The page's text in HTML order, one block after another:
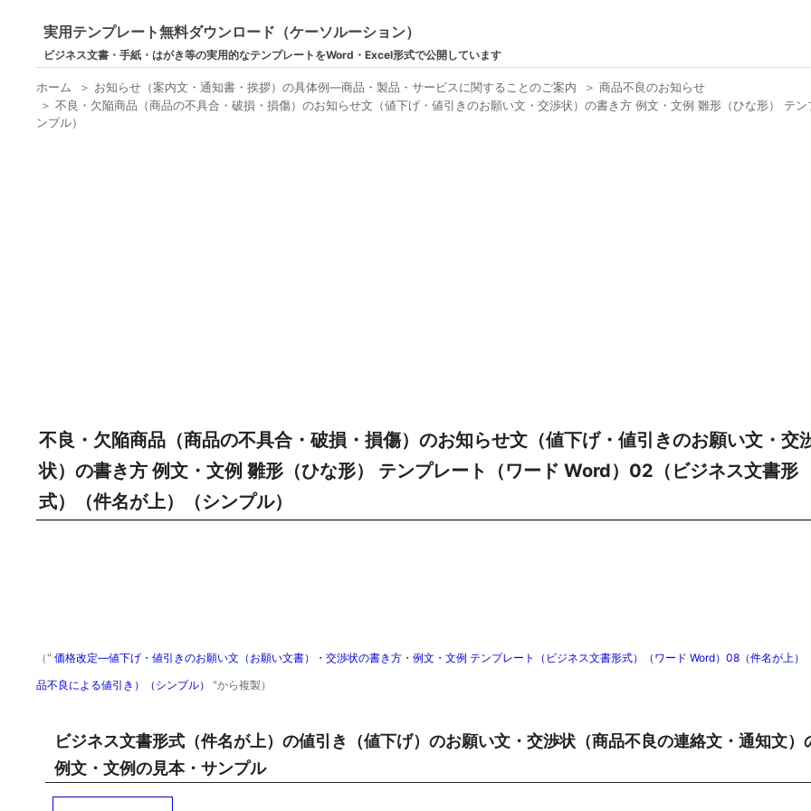
実用テンプレート無料ダウンロード（ケーソルーション）
ビジネス文書・手紙・はがき等の実用的なテンプレートをWord・Excel形式で公開しています
ホーム ＞ お知らせ（案内文・通知書・挨拶）の具体例―商品・製品・サービスに関することのご案内 ＞商品不良のお知らせ
＞不良・欠陥商品（商品の不具合・破損・損傷）のお知らせ文（値下げ・値引きのお願い文・交渉状）の書き方 例文・文例 雛形（ひな形） テ
ンプル）
不良・欠陥商品（商品の不具合・破損・損傷）のお知らせ文（値下げ・値引きのお願い文・交
状）の書き方 例文・文例 雛形（ひな形） テンプレート（ワード Word）02（ビジネス文書形
式）（件名が上）（シンプル）
（" 価格改定―値下げ・値引きのお願い文（お願い文書）・交渉状の書き方・例文・文例 テンプレート（ビジネス文書形式）（ワード Word）08（件名が上）
品不良による値引き）（シンプル）"から複製）
ビジネス文書形式（件名が上）の値引き（値下げ）のお願い文・交渉状（商品不良の連絡文・通知文）
例文・文例の見本・サンプル